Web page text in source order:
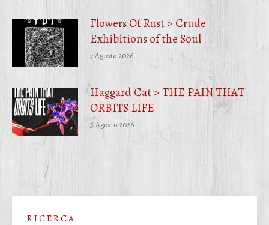
Flowers Of Rust > Crude
Exhibitions of the Soul
7 Agosto 2026
Haggard Cat > THE PAIN THAT
ORBITS LIFE
5 Agosto 2026
R I C E R C A